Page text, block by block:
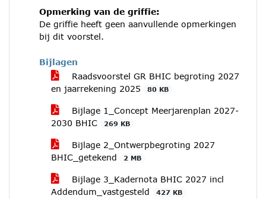
Opmerking van de griffie:
De griffie heeft geen aanvullende opmerkingen
bij dit voorstel.
Bijlagen
Raadsvoorstel GR BHIC begroting 2027
en jaarrekening 2025
80 KB
Bijlage 1_Concept Meerjarenplan 2027-
2030 BHIC
269 KB
Bijlage 2_Ontwerpbegroting 2027
BHIC_getekend
2 MB
Bijlage 3_Kadernota BHIC 2027 incl
Addendum_vastgesteld
427 KB